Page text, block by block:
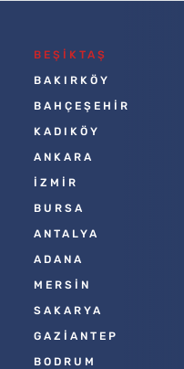
BEŞİKTAŞ
BAKIRKÖY
BAHÇEŞEHİR
KADIKÖY
ANKARA
İZMİR
BURSA
ANTALYA
ADANA
MERSİN
SAKARYA
GAZİANTEP
BODRUM